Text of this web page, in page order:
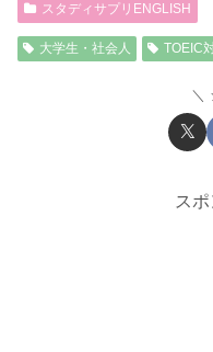
スタディサプリENGLISH
大学生・社会人 TOEIC
ス